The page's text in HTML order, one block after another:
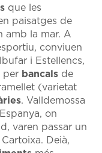
que les
paisatges de
amb la mar. A
conviuen
i Estellencs,
per bancals de
(varietat
. Valldemossa
on
varen passar un
Deià,